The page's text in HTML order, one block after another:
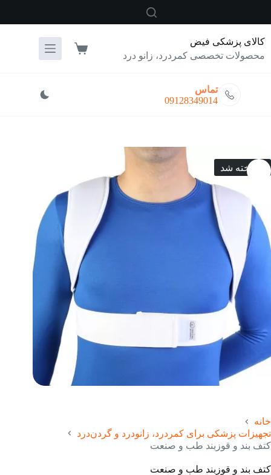
کالای پزشکی فیض
محصولات تخصصی کمردرد، زانو درد
سبد
تماس
09128349014
فروخته شد
خانه
تجهیزات پزشکی برای کمردرد، زانودرد و گردن‌درد
کتف بند و قوزبند طب و صنعت
کتف بند و قوزبند طب و صنعت